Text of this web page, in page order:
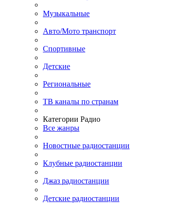
Музыкальные
Авто/Мото транспорт
Спортивные
Детские
Региональные
ТВ каналы по странам
Категории Радио
Все жанры
Новостные радиостанции
Клубные радиостанции
Джаз радиостанции
Детские радиостанции